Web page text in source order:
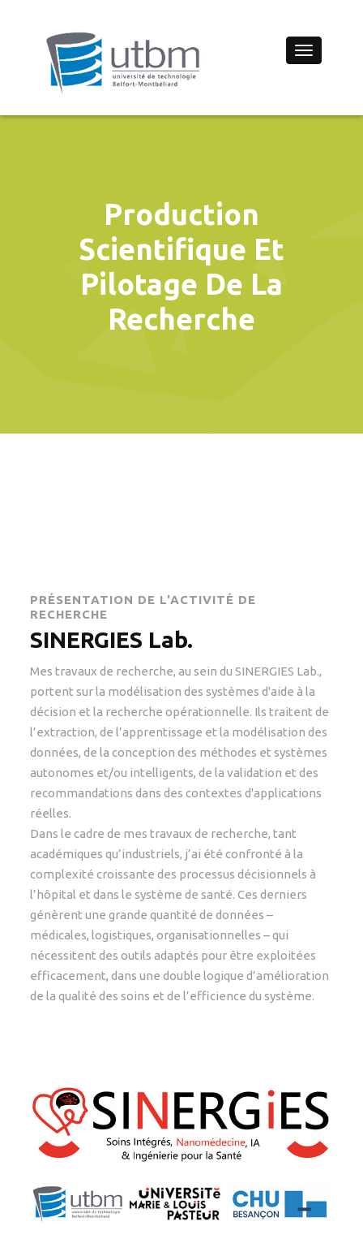
Toggle
Production
Scientifique Et
Pilotage De La
Recherche
PRÉSENTATION DE L'ACTIVITÉ DE
RECHERCHE
SINERGIES Lab.
Mes travaux de recherche, au sein du SINERGIES Lab.,
portent sur la modélisation des systèmes d'aide à la
décision et la recherche opérationnelle. Ils traitent de
l’extraction, de l’apprentissage et la modélisation des
données, de la conception des méthodes et systèmes
autonomes et/ou intelligents, de la validation et des
recommandations dans des contextes d'applications
réelles.
Dans le cadre de mes travaux de recherche, tant
académiques qu’industriels, j’ai été confronté à la
complexité croissante des processus décisionnels à
l’hôpital et dans le système de santé. Ces derniers
génèrent une grande quantité de données –
médicales, logistiques, organisationnelles – qui
nécessitent des outils adaptés pour être exploitées
efficacement, dans une double logique d’amélioration
de la qualité des soins et de l’efficience du système.